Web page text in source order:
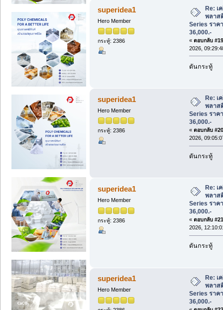
superidea1
Hero Member
กระทู้: 2386
Re: เ
พลาส
Series ราค
36,000.-
« ตอบกลับ
2026,
ดันกระทู้
superidea1
Hero Member
กระทู้: 2386
Re: เ
พลาส
Series ราค
36,000.-
« ตอบกลับ
2026,
ดันกระทู้
superidea1
Hero Member
กระทู้: 2386
Re: เ
พลาส
Series ราค
36,000.-
« ตอบกลับ
2026,
ดันกระทู้
superidea1
Hero Member
Re: เ
พลาส
Series ราค
36,000.-